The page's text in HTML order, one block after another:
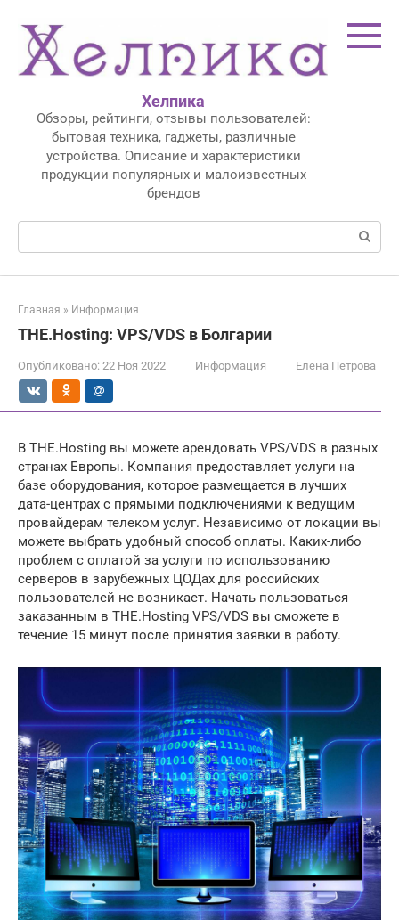
контенту
Хелпика
Обзоры, рейтинги, отзывы пользователей:
бытовая техника, гаджеты, различные
устройства. Описание и характеристики
продукции популярных и малоизвестных
брендов
Поиск:
Главная » Информация
THE.Hosting: VPS/VDS в Болгарии
Опубликовано: 22 Ноя 2022 Информация Елена Петрова
В THE.Hosting вы можете арендовать VPS/VDS в разных
странах Европы. Компания предоставляет услуги на
базе оборудования, которое размещается в лучших
дата-центрах с прямыми подключениями к ведущим
провайдерам телеком услуг. Независимо от локации вы
можете выбрать удобный способ оплаты. Каких-либо
проблем с оплатой за услуги по использованию
серверов в зарубежных ЦОДах для российских
пользователей не возникает. Начать пользоваться
заказанным в THE.Hosting VPS/VDS вы сможете в
течение 15 минут после принятия заявки в работу.